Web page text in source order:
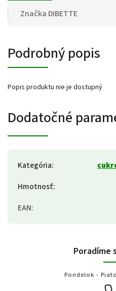
Značka DIBETTE
Podrobný popis
Popis produktu nie je dostupný
Dodatočné
Kategória:
Hmotnosť:
EAN:
Poradíme
Pondelok -